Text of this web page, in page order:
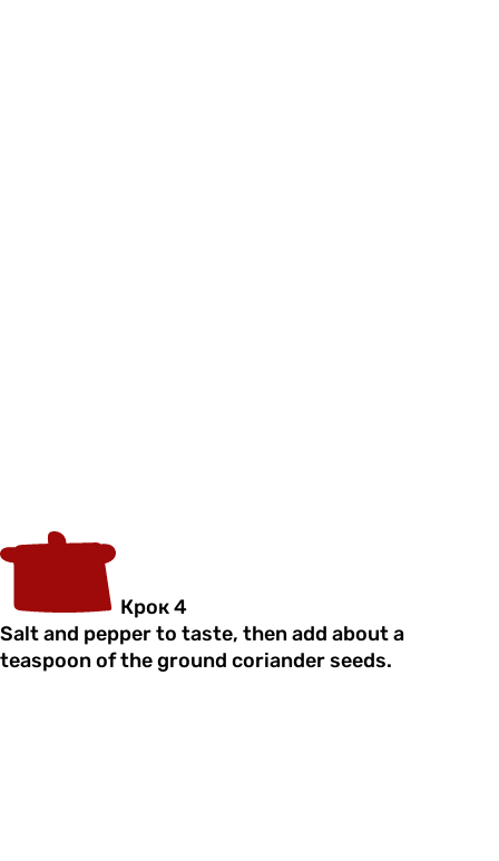
Крок 4
Salt and pepper to taste, then add about a
teaspoon of the ground coriander seeds.